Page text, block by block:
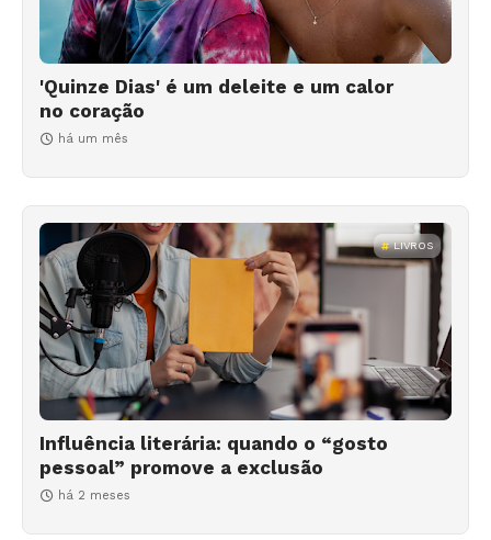
'Quinze Dias' é um deleite e um calor
no coração
há um mês
LIVROS
Influência literária: quando o “gosto
pessoal” promove a exclusão
há 2 meses